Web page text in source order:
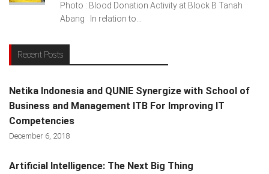
Photo : Blood Donation Activity at Block B Tanah
Abang In relation to...
Recent Posts
Netika Indonesia and QUNIE Synergize with School of
Business and Management ITB For Improving IT
Competencies
December 6, 2018
Artificial Intelligence: The Next Big Thing